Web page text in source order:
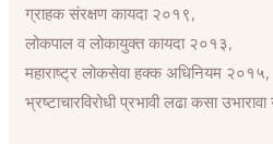
ग्राहक संरक्षण कायदा २०१९,
लोकपाल व लोकायुक्त कायदा २०१३,
महाराष्ट्र लोकसेवा हक्क अधिनियम २०१५,
भ्रष्टाचारविरोधी प्रभावी लढा कसा